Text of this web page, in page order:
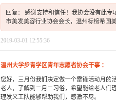
回复： 感谢支持和信任！我协会没有此
市美发美容行业协会会长，温州标榜希国
2019-03-01 12:55:36
温州大学步青学区青年志愿者协会干事 ：
您好，三月份我们决定做一个雷锋活动月
老人，了解到二月二习俗，希望能给老人们
理发义工队能够帮助我们，感激不尽。